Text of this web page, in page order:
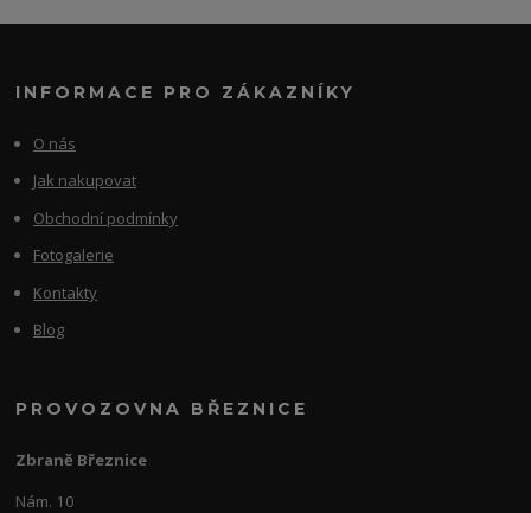
INFORMACE PRO ZÁKAZNÍKY
O nás
Jak nakupovat
Obchodní podmínky
Fotogalerie
Kontakty
Blog
PROVOZOVNA BŘEZNICE
Zbraně Březnice
Nám. 10